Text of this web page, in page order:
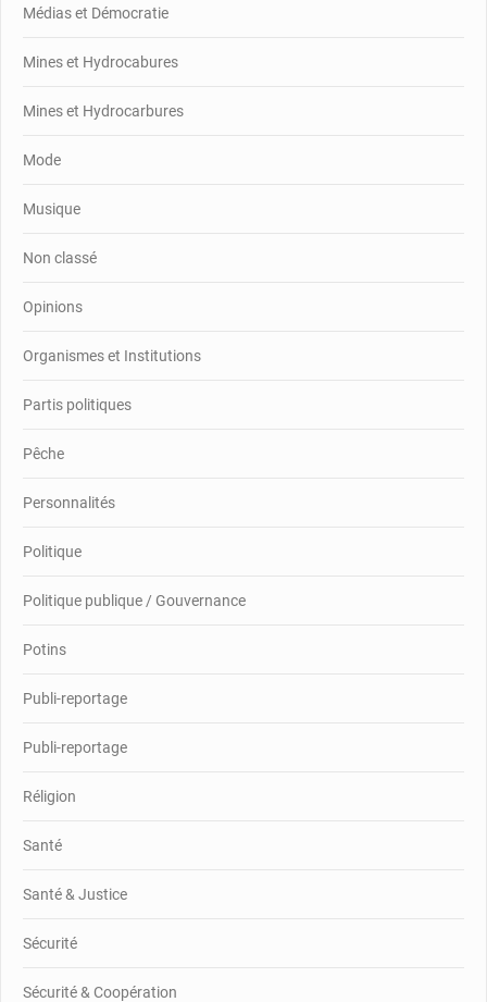
Médias et Démocratie
Mines et Hydrocabures
Mines et Hydrocarbures
Mode
Musique
Non classé
Opinions
Organismes et Institutions
Partis politiques
Pêche
Personnalités
Politique
Politique publique / Gouvernance
Potins
Publi-reportage
Publi-reportage
Réligion
Santé
Santé & Justice
Sécurité
Sécurité & Coopération